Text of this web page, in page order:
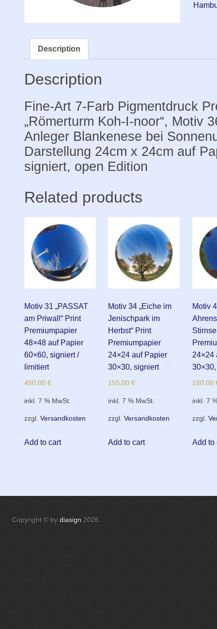
auf
Papier
30x30,
Description
Description
Fine-Art 7-Farb Pigmentdruck
„Römerturm Koh-I-noor“, Motiv
Anleger Blankenese bei
Darstellung 24cm x 24cm auf
signiert, open Edition
Related products
Motiv 31 „PASSAT
am Priwall“ Print
Premiumpapier
48×48 auf Papier
60×60, signiert /
limitiert
450,00 €
inkl. 7 % MwSt.
zzgl. Versandkosten
Add to cart
Motiv 34 „Eiche im
Jenischpark im
Herbst“ Print
Premiumpapier
24×24 auf Papier
30×30, signiert
150,00€
inkl. 7 % MwSt.
zzgl.Versandkosten
Add to cart
Motiv
24×24
150,00
inkl. 7
zzgl.
Add to
Copyright © bydiasign 2026.